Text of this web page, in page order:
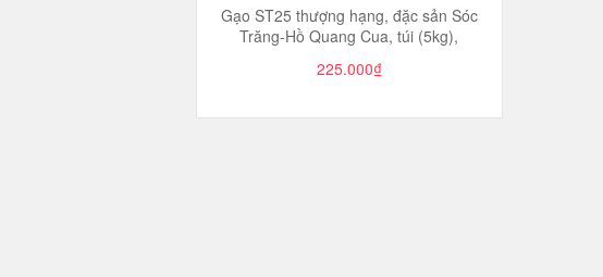
Gạo ST25 thượng hạng, đặc sản Sóc
Trăng-Hồ Quang Cua, túi (5kg),
225.000₫